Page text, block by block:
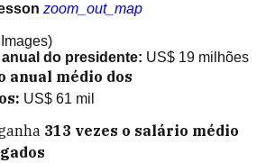
zoom_out_map
do presidente: US$ 19 milhões
anual médio dos
US$ 61 mil
313 vezes o salário médio